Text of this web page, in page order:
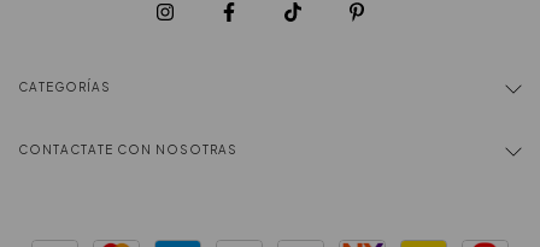
CATEGORÍAS
CONTACTATE CON NOSOTRAS